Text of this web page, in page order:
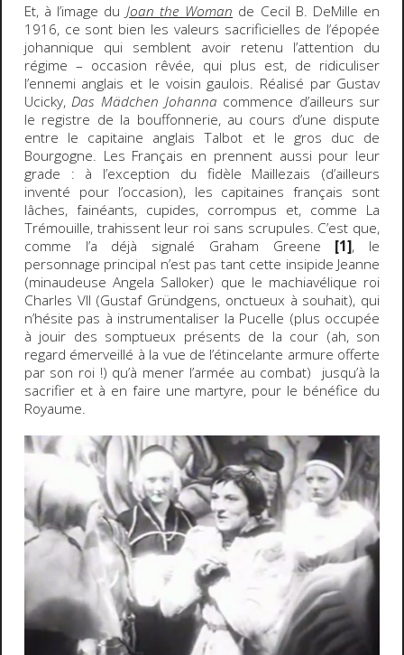
Et, à l’image du Joan the Woman de Cecil B. DeMille en
1916, ce sont bien les valeurs sacrificielles de l’épopée
johannique qui semblent avoir retenu l’attention du
régime – occasion rêvée, qui plus est, de ridiculiser
l’ennemi anglais et le voisin gaulois. Réalisé par Gustav
Ucicky,Das Mädchen Johanna commence d’ailleurs sur
le registre de la bouffonnerie, au cours d’une dispute
entre le capitaine anglais Talbot et le gros duc de
Bourgogne. Les Français en prennent aussi pour leur
grade : à l’exception du fidèle Maillezais (d’ailleurs
inventé pour l’occasion), les capitaines français sont
lâches, fainéants, cupides, corrompus et, comme La
Trémouille, trahissent leur roi sans scrupules. C’est que,
comme l’a déjà signalé Graham Greene [1], le
personnage principal n’est pas tant cette insipide Jeanne
(minaudeuse Angela Salloker) que le machiavélique roi
Charles VII (Gustaf Gründgens, onctueux à souhait), qui
n’hésite pas à instrumentaliser la Pucelle (plus occupée
à jouir des somptueux présents de la cour (ah, son
regard émerveillé à la vue de l’étincelante armure offerte
par son roi !) qu’à mener l’armée au combat) jusqu’à la
sacrifier et à en faire une martyre, pour le bénéfice du
Royaume.